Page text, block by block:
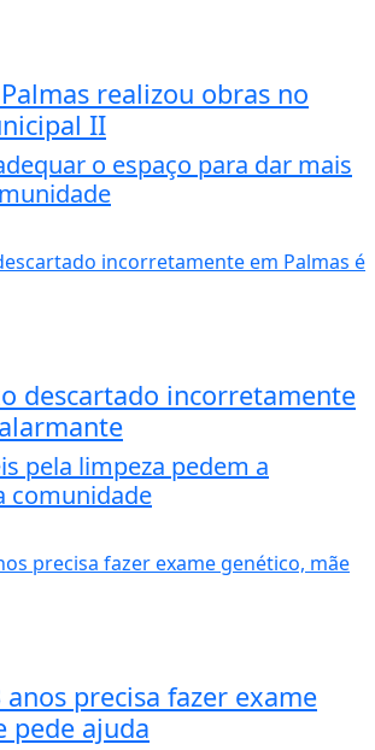
realizou obras no
II
o espaço para dar mais
descartado incorretamente
pela limpeza pedem a
comunidade
precisa fazer exame
pede ajuda